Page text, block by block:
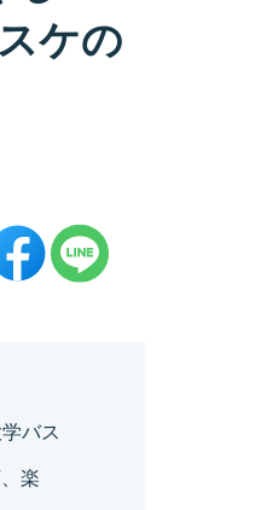
ケの
バス
楽